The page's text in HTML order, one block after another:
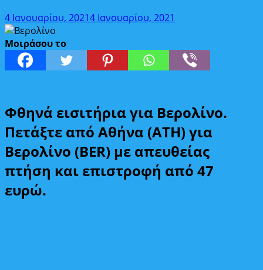
4 Ιανουαρίου, 20214 Ιανουαρίου, 2021
Μοιράσου το
Φθηνά εισιτήρια για Βερολίνο.
Πετάξτε από Αθήνα (ATH) για
Βερολίνο (BER) με απευθείας
πτήση και επιστροφή από 47
ευρώ.